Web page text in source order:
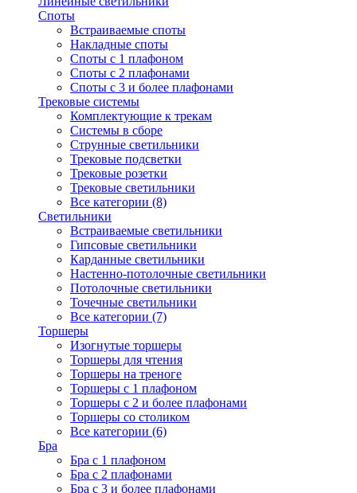
Споты
Встраиваемые споты
Накладные споты
Споты с 1 плафоном
Споты с 2 плафонами
Споты с 3 и более плафонами
Трековые системы
Комплектующие к трекам
Системы в сборе
Струнные светильники
Трековые подсветки
Трековые розетки
Трековые светильники
Все категории (8)
Светильники
Встраиваемые светильники
Гипсовые светильники
Карданные светильники
Настенно-потолочные светильники
Потолочные светильники
Точечные светильники
Все категории (7)
Торшеры
Изогнутые торшеры
Торшеры для чтения
Торшеры на треноге
Торшеры с 1 плафоном
Торшеры с 2 и более плафонами
Торшеры со столиком
Все категории (6)
Бра
Бра с 1 плафоном
Бра с 2 плафонами
Бра с 3 и более плафонами